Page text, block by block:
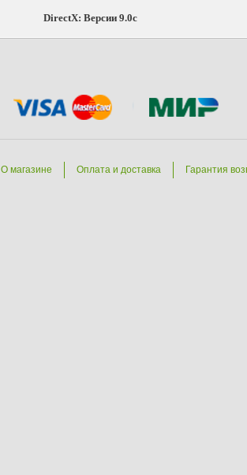
DirectX: Версии 9.0c
О магазине Оплата и доставка Гарантия